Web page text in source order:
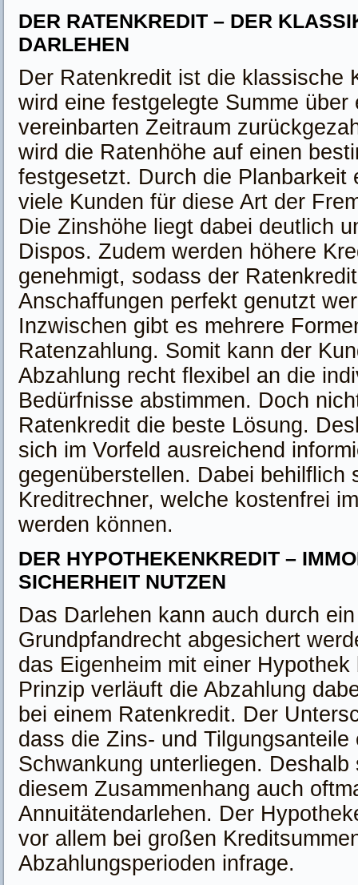
DER RATENKREDIT – DER
DARLEHEN
Der Ratenkredit ist die klassische
wird eine festgelegte Summe über
vereinbarten Zeitraum
wird die Ratenhöhe auf einen
festgesetzt. Durch die Planbarkeit
viele Kunden für diese Art der
Die Zinshöhe liegt dabei deutlich
Dispos. Zudem werden höhere
genehmigt, sodass der
Anschaffungen perfekt genutzt
Inzwischen gibt es mehrere
Ratenzahlung. Somit kann der
Abzahlung recht flexibel an die
Bedürfnisse abstimmen. Doch
Ratenkredit die beste Lösung.
sich im Vorfeld ausreichend
gegenüberstellen. Dabei behilflich
Kreditrechner, welche kostenfrei
werden können.
DER HYPOTHEKENKREDIT –
SICHERHEIT NUTZEN
Das Darlehen kann auch durch ein
Grundpfandrecht abgesichert
das Eigenheim mit einer
Prinzip verläuft die Abzahlung
bei einem Ratenkredit. Der
dass die Zins- und Tilgungsanteile
Schwankung unterliegen. Deshalb
diesem Zusammenhang auch
Annuitätendarlehen. Der
vor allem bei großen
Abzahlungsperioden infrage.